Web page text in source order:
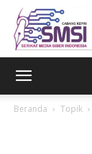
Beranda Topik